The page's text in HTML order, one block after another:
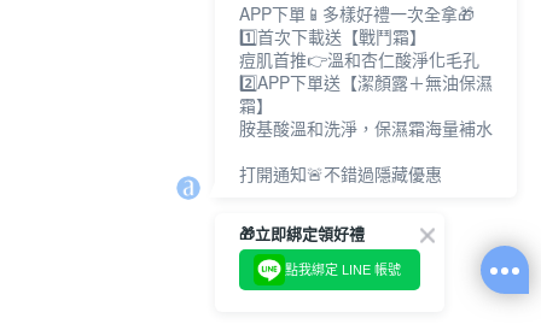
APP下單📱多樣好禮一次全拿🎁
1️⃣首次下載送【戰鬥霜】
痘肌首推👉溫和杏仁酸淨化毛孔
2️⃣APP下單送【潔顏露＋無油保濕
霜】
胺基酸溫和洗淨，保濕霜海量補水
打開通知🚨不錯過隱藏優惠
🎁立即綁定領好禮
點我綁定 LINE 帳號